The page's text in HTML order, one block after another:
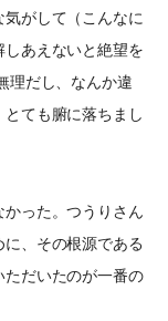
がして（こんなに
あえないと絶望を
理だし、なんか違
ても腑に落ちまし
かった。つうりさん
、その根源である
だいたのが一番の